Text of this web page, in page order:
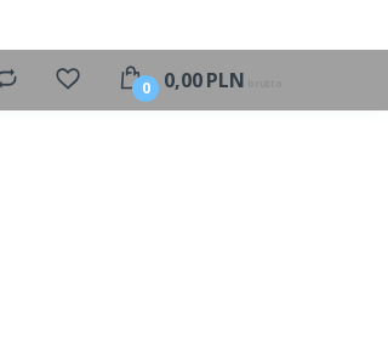
0 0,00PLN